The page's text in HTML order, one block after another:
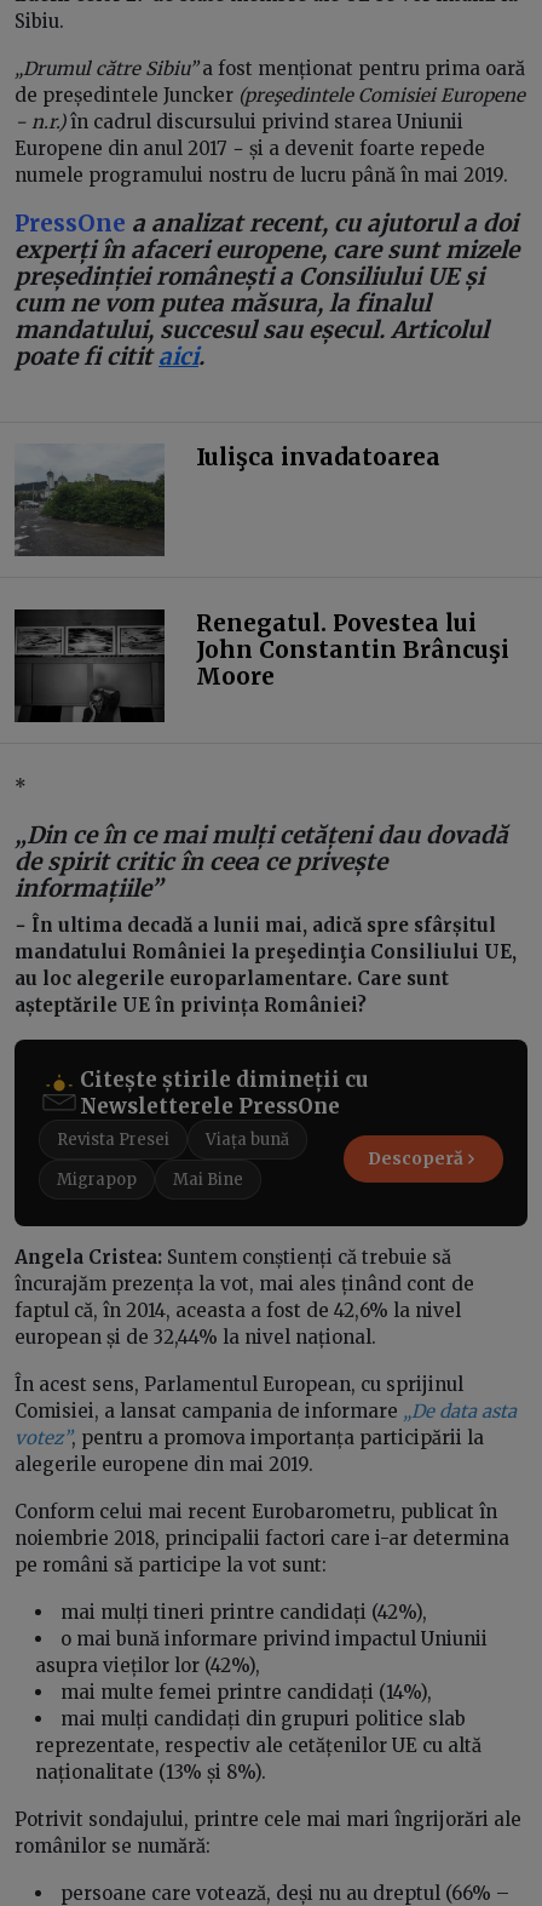
Sibiu.
„Drumul către Sibiu”a fost menționat pentru prima oară
de președintele Juncker (preşedintele Comisiei Europene
− n.r.)în cadrul discursului privind starea Uniunii
Europene din anul 2017 − și a devenit foarte repede
numele programului nostru de lucru până în mai 2019.
PressOne a analizat recent, cu ajutorul a doi
experți în afaceri europene, care sunt mizele
președinției românești a Consiliului UE și
cum ne vom putea măsura, la finalul
mandatului, succesul sau eșecul. Articolul
poate fi cititaici.
Iulişca invadatoarea
Renegatul. Povestea lui
John Constantin Brâncuşi
Moore
*
„Din ce în ce mai mulți cetățeni dau dovadă
de spirit critic în ceea ce privește
informațiile”
− În ultima decadă a lunii mai, adică spre sfârșitul
mandatului României la preşedinţia Consiliului UE,
au loc alegerile europarlamentare. Care sunt
așteptările UE în privința României?
Citește știrile dimineții cu
Newsletterele PressOne
Revista Presei
Viața bună
Migrapop
Mai Bine
Descoperă
Angela Cristea: Suntem conștienți că trebuie să
încurajăm prezența la vot, mai ales ținând cont de
faptul că, în 2014, aceasta a fost de 42,6% la nivel
european și de 32,44% la nivel național.
În acest sens, Parlamentul European, cu sprijinul
Comisiei, a lansat campania de informare „De data asta
votez”, pentru a promova importanța participării la
alegerile europene din mai 2019.
Conform celui mai recent Eurobarometru, publicat în
noiembrie 2018, principalii factori care i-ar determina
pe români să participe la vot sunt:
mai mulți tineri printre candidați (42%),
o mai bună informare privind impactul Uniunii
asupra vieților lor (42%),
mai multe femei printre candidați (14%),
mai mulți candidați din grupuri politice slab
reprezentate, respectiv ale cetățenilor UE cu altă
naționalitate (13% și 8%).
Potrivit sondajului, printre cele mai mari îngrijorări ale
românilor se numără:
persoane care votează, deși nu au dreptul (66% –